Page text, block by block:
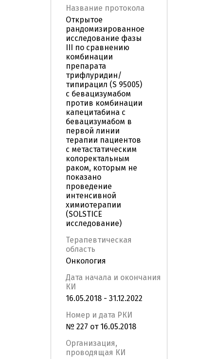
Название протокола
Открытое
рандомизированное
исследование фазы
III по сравнению
комбинации
препарата
трифлуридин/
типирацил (S 95005)
c бевацизумабом
против комбинации
капецитабина с
бевацизумабом в
первой линии
терапии пациентов
с метастатическим
колоректальным
раком, которым не
показано
проведение
интенсивной
химиотерапии
(SOLSTICE
исследование)
Терапевтическая
область
Онкология
Дата начала и окончания
КИ
16.05.2018 - 31.12.2022
Номер и дата РКИ
№ 227 от 16.05.2018
Организация,
проводящая КИ